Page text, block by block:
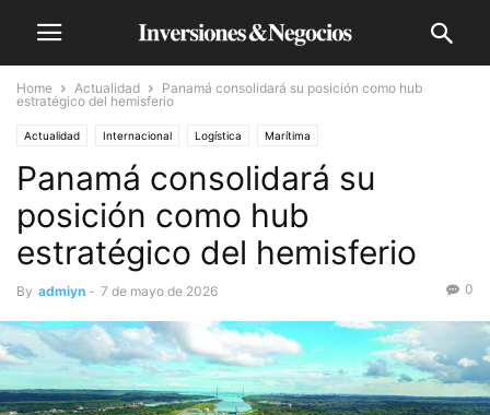
Home Actualidad
Panamá consolidará su posición como hub
estratégico del hemisferio
Actualidad Internacional Logística Marítima
Panamá consolidará su
posición como hub
estratégico del hemisferio
By admiyn - 7 de mayo de 2026 0